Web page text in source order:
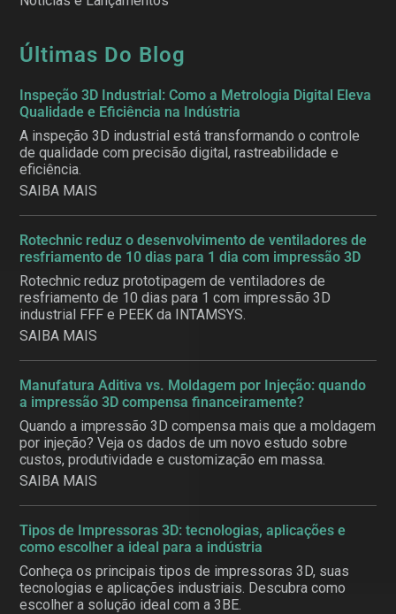
Últimas Do Blog
Inspeção 3D Industrial: Como a Metrologia Digital Eleva
Qualidade e Eficiência na Indústria
A inspeção 3D industrial está transformando o controle
de qualidade com precisão digital, rastreabilidade e
eficiência.
SAIBA MAIS
Rotechnic reduz o desenvolvimento de ventiladores de
resfriamento de 10 dias para 1 dia com impressão 3D
Rotechnic reduz prototipagem de ventiladores de
resfriamento de 10 dias para 1 com impressão 3D
industrial FFF e PEEK da INTAMSYS.
SAIBA MAIS
Manufatura Aditiva vs. Moldagem por Injeção: quando
a impressão 3D compensa financeiramente?
Quando a impressão 3D compensa mais que a moldagem
por injeção? Veja os dados de um novo estudo sobre
custos, produtividade e customização em massa.
SAIBA MAIS
Tipos de Impressoras 3D: tecnologias, aplicações e
como escolher a ideal para a indústria
Conheça os principais tipos de impressoras 3D, suas
tecnologias e aplicações industriais. Descubra como
escolher a solução ideal com a 3BE.